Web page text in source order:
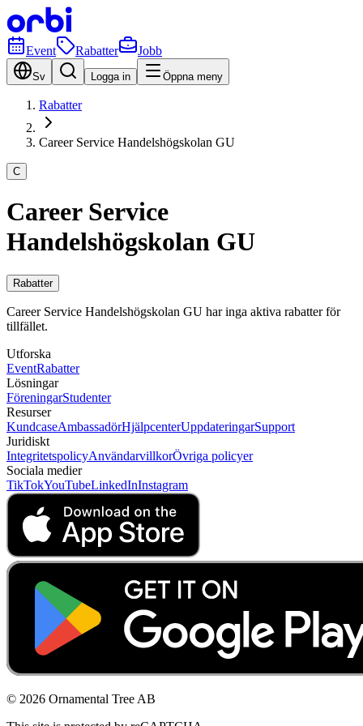
Event Rabatter Jobb
Sv Logga in Öppna meny
Rabatter
Career Service Handelshögskolan GU
C
Career Service
Handelshögskolan GU
Rabatter
Career Service Handelshögskolan GU har inga aktiva rabatter för
tillfället.
Utforska
EventRabatter
Lösningar
FöreningarStudenter
Resurser
KundcaseAmbassadörHjälpcenterUppdateringarSupport
Juridiskt
IntegritetspolicyAnvändarvillkorÖvriga policyer
Sociala medier
TikTokYouTubeLinkedInInstagram
© 2026 Ornamental Tree AB